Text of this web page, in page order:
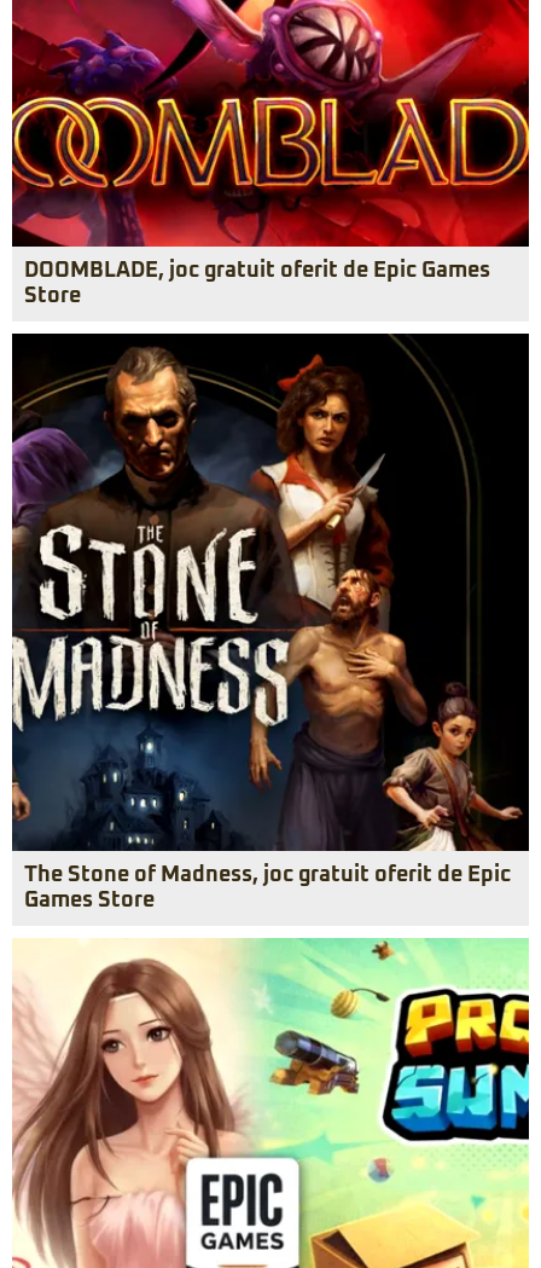
DOOMBLADE, joc gratuit oferit de Epic Games
Store
The Stone of Madness, joc gratuit oferit de Epic
Games Store